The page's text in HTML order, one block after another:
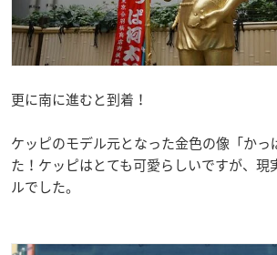
更に南に進むと到着！
ケッピのモデル元となった金色の像「かっ
た！ケッピはとても可愛らしいですが、現
ルでした。